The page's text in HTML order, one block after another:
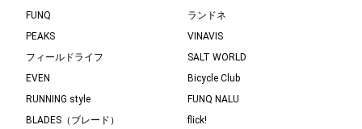
FUNQ
ランドネ
PEAKS
VINAVIS
フィールドライフ
SALT WORLD
EVEN
Bicycle Club
RUNNING style
FUNQ NALU
BLADES（ブレード）
flick!